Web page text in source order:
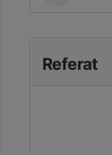
Referat